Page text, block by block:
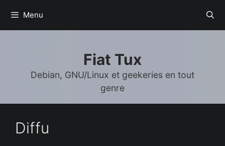
Menu
Fiat Tux
Debian, GNU/Linux et geekeries en tout
genre
Diffu